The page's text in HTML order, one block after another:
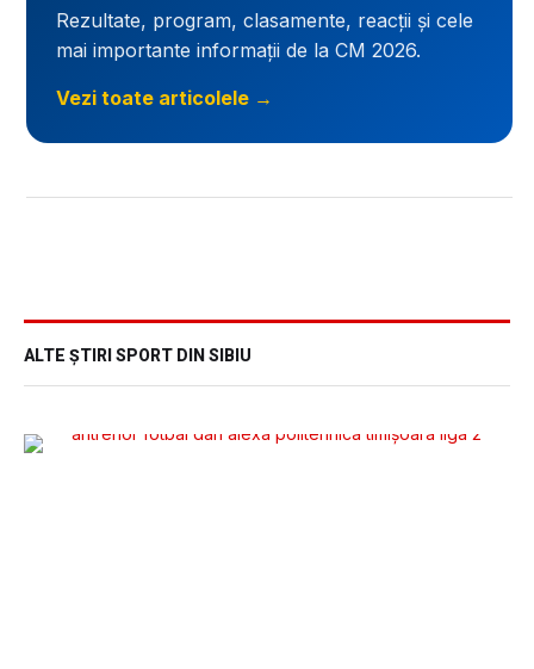
Rezultate, program, clasamente, reacții și cele
mai importante informații de la CM 2026.
Vezi toate articolele →
ALTE ȘTIRI SPORT DIN SIBIU